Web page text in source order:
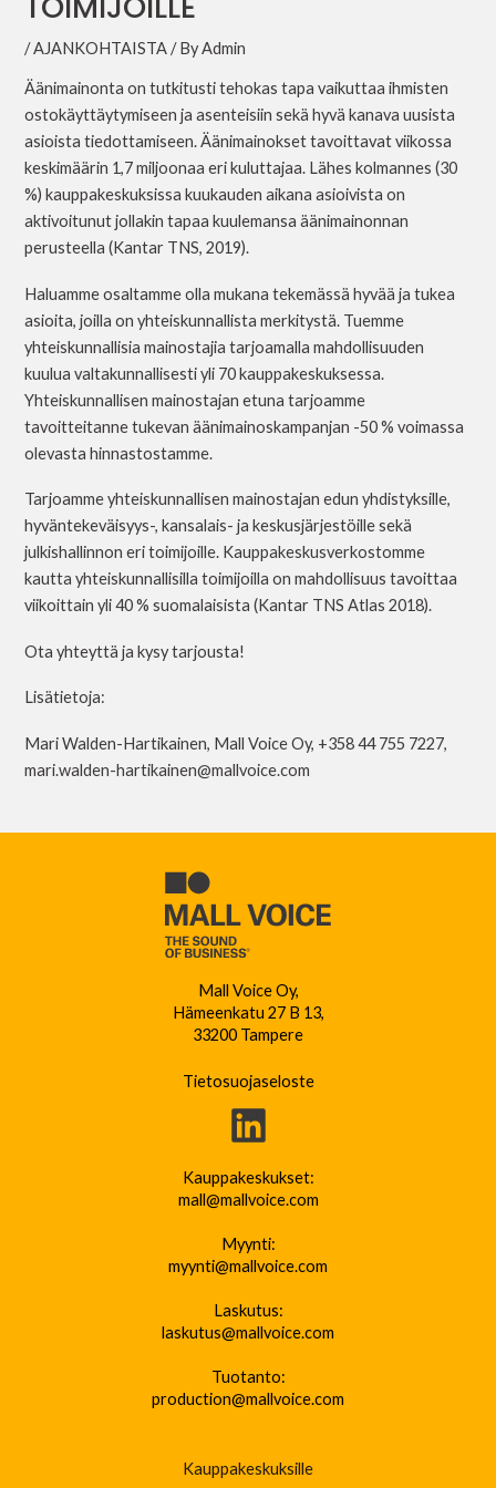
/AJANKOHTAISTA/ ByAdmin
Äänimainonta on tutkitusti tehokas tapa vaikuttaa ihmisten
ostokäyttäytymiseen ja asenteisiin sekä hyvä kanava uusista
asioista tiedottamiseen. Äänimainokset tavoittavat viikossa
keskimäärin 1,7 miljoonaa eri kuluttajaa. Lähes kolmannes (30
%) kauppakeskuksissa kuukauden aikana asioivista on
aktivoitunut jollakin tapaa kuulemansa äänimainonnan
perusteella (Kantar TNS, 2019).
Haluamme osaltamme olla mukana tekemässä hyvää ja tukea
asioita, joilla on yhteiskunnallista merkitystä. Tuemme
yhteiskunnallisia mainostajia tarjoamalla mahdollisuuden
kuulua valtakunnallisesti yli 70 kauppakeskuksessa.
Yhteiskunnallisen mainostajan etuna tarjoamme
tavoitteitanne tukevan äänimainoskampanjan -50 % voimassa
olevasta hinnastostamme.
Tarjoamme yhteiskunnallisen mainostajan edun yhdistyksille,
hyväntekeväisyys-, kansalais- ja keskusjärjestöille sekä
julkishallinnon eri toimijoille. Kauppakeskusverkostomme
kautta yhteiskunnallisilla toimijoilla on mahdollisuus tavoittaa
viikoittain yli 40 % suomalaisista (Kantar TNS Atlas 2018).
Ota yhteyttä ja kysy tarjousta!
Lisätietoja:
Mari Walden-Hartikainen, Mall Voice Oy, +358 44 755 7227,
mari.walden-hartikainen@mallvoice.com
Mall Voice Oy,
Hämeenkatu 27 B 13,
33200 Tampere
Tietosuojaseloste
Kauppakeskukset:
mall@mallvoice.com
Myynti:
myynti@mallvoice.com
Laskutus:
laskutus@mallvoice.com
Tuotanto:
production@mallvoice.com
Kauppakeskuksille